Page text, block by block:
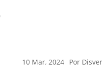
10 Mar, 2024 Por